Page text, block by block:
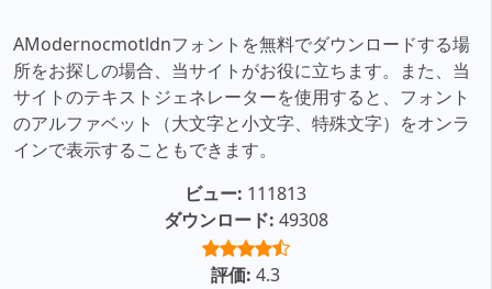
AModernocmotldnフォントを無料でダウンロードする場
所をお探しの場合、当サイトがお役に立ちます。また、当
サイトのテキストジェネレーターを使用すると、フォント
のアルファベット（大文字と小文字、特殊文字）をオンラ
インで表示することもできます。
ビュー: 111813
ダウンロード: 49308
評価: 4.3